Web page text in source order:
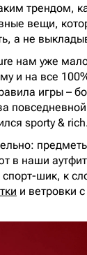
трендом,
вещи,
а не
нам уже
и на все
игры –
sporty &
в наши
шик, к
и ветровки